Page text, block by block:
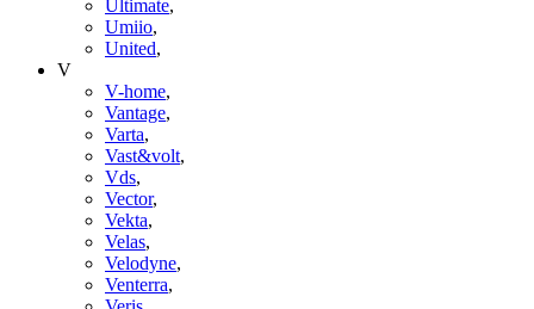
Ultimate,
Umiio,
United,
V
V-home,
Vantage,
Varta,
Vast&volt,
Vds,
Vector,
Vekta,
Velas,
Velodyne,
Venterra,